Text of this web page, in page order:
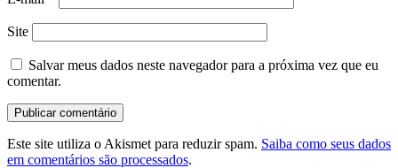
Site
Salvar meus dados neste navegador para a próxima vez que eu
comentar.
Este site utiliza o Akismet para reduzir spam. Saiba como seus dados
em comentários são processados.